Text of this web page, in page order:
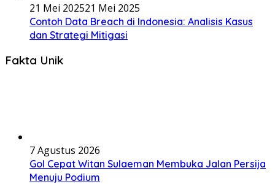
21 Mei 202521 Mei 2025
Contoh Data Breach di Indonesia: Analisis Kasus
dan Strategi Mitigasi
Fakta Unik
7 Agustus 2026
Gol Cepat Witan Sulaeman Membuka Jalan Persija
Menuju Podium